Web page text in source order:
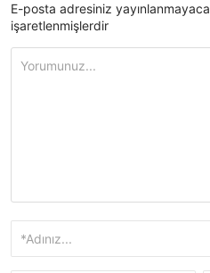
E-posta adresiniz
işaretlenmişlerdir